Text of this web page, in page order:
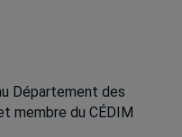
Département des
membre du CÉDIM